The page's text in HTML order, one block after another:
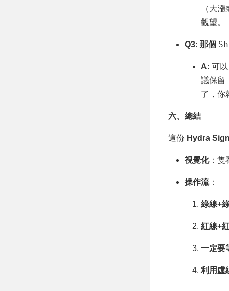
（大
觀望。
Q3: 那個
A: 可
議保留
了，你
六、總結
這份 Hydra
視覺化：隻
操作流：
綠線+
紅線+
一定要
利用虛